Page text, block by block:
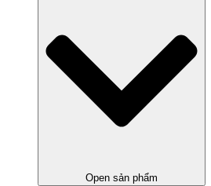
Open sản phẩm